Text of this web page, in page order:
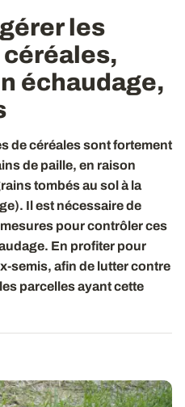
les
échaudage,
de céréales sont fortement
de paille, en raison
tombés au sol à la
Il est nécessaire de
pour contrôler ces
En profiter pour
semis, afin de lutter contre
parcelles ayant cette